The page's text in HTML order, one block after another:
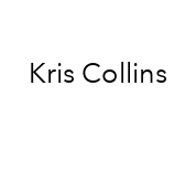
Kris Collins